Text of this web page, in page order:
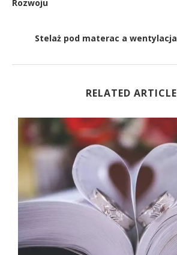
Rozwoju
Stelaż pod materac a
RELATED